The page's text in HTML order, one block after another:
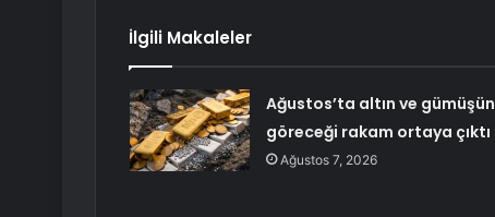
İlgili Makaleler
Ağustos’ta altın ve gümüşün
göreceği rakam ortaya çıktı
Ağustos 7, 2026